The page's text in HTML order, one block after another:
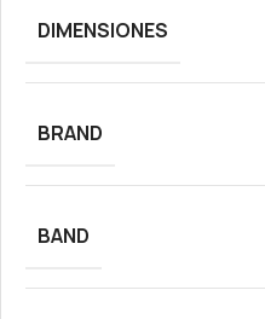
DIMENSIONES
BRAND
BAND